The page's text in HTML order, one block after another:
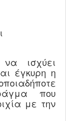
ισχύει
έγκυρη η
που
με την